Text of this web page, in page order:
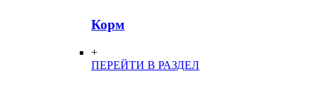
Корм
+
ПЕРЕЙТИ В РАЗДЕЛ